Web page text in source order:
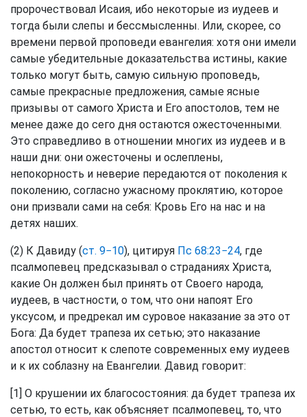
пророчествовал Исаия, ибо некоторые из иудеев и
тогда были слепы и бессмысленны. Или, скорее, со
времени первой проповеди евангелия: хотя они имели
самые убедительные доказательства истины, какие
только могут быть, самую сильную проповедь,
самые прекрасные предложения, самые ясные
призывы от самого Христа и Его апостолов, тем не
менее даже до сего дня остаются ожесточенными.
Это справедливо в отношении многих из иудеев и в
наши дни: они ожесточены и ослеплены,
непокорность и неверие передаются от поколения к
поколению, согласно ужасному проклятию, которое
они призвали сами на себя: Кровь Его на нас и на
детях наших.
(2) К Давиду (ст. 9−10), цитируя Пс 68:23−24, где
псалмопевец предсказывал о страданиях Христа,
какие Он должен был принять от Своего народа,
иудеев, в частности, о том, что они напоят Его
уксусом, и предрекал им суровое наказание за это от
Бога: Да будет трапеза их сетью; это наказание
апостол относит к слепоте современных ему иудеев
и к их соблазну на Евангелии. Давид говорит:
[1] О крушении их благосостояния: да будет трапеза их
сетью, то есть, как объясняет псалмопевец, то, что